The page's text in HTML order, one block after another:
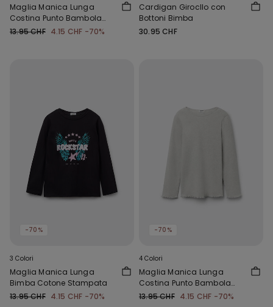
Maglia Manica Lunga
Costina Punto Bambola
Girocollo Bimba
13.95 CHF 4.15 CHF -70%
Cardigan Girocllo con
Bottoni Bimba
30.95 CHF
-70%
3 Colori
Maglia Manica Lunga
Bimba Cotone Stampata
13.95 CHF 4.15 CHF -70%
-70%
4 Colori
Maglia Manica Lunga
Costina Punto Bambola
Girocollo Bimba
13.95 CHF 4.15 CHF -70%